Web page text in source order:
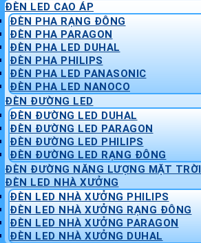
ĐÈN LED CAO ÁP
ĐÈN PHA RẠNG ĐÔNG
ĐÈN PHA PARAGON
ĐÈN PHA LED DUHAL
ĐÈN PHA PHILIPS
ĐÈN PHA LED PANASONIC
ĐÈN PHA LED NANOCO
ĐÈN ĐƯỜNG LED
ĐÈN ĐƯỜNG LED DUHAL
ĐÈN ĐƯỜNG LED PARAGON
ĐÈN ĐƯỜNG LED PHILIPS
ĐÈN ĐƯỜNG LED RẠNG ĐÔNG
ĐÈN ĐƯỜNG NĂNG LƯỢNG MẶT TRỜI
ĐÈN LED NHÀ XƯỞNG
ĐÈN LED NHÀ XƯỞNG PHILIPS
ĐÈN LED NHÀ XƯỞNG RẠNG ĐÔNG
ĐÈN LED NHÀ XƯỞNG PARAGON
ĐÈN LED NHÀ XƯỞNG DUHAL